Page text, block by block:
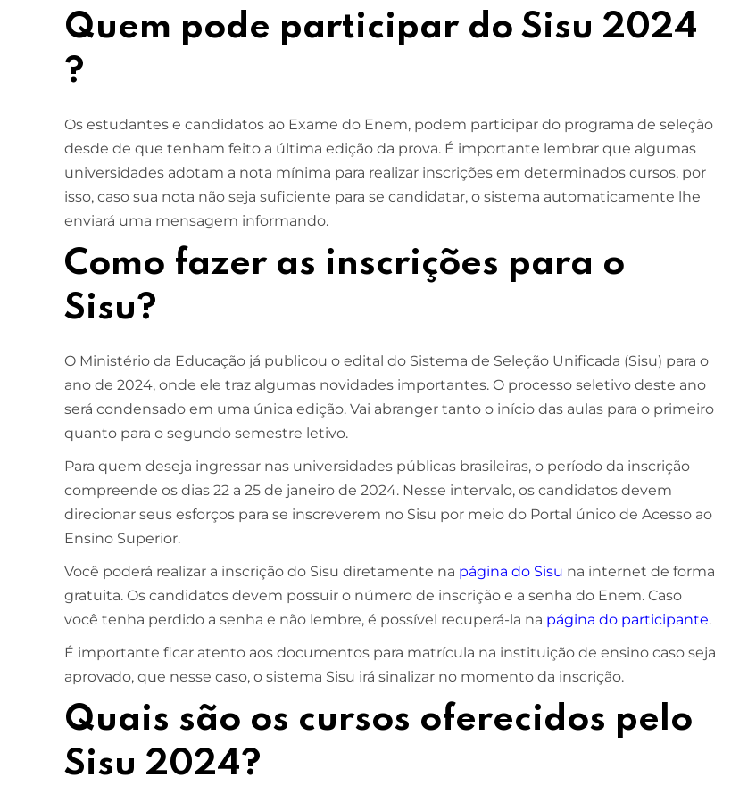
Quem pode participar do Sisu 2024
?
Os estudantes e candidatos ao Exame do Enem, podem participar do programa de seleção
desde de que tenham feito a última edição da prova. É importante lembrar que algumas
universidades adotam a nota mínima para realizar inscrições em determinados cursos, por
isso, caso sua nota não seja suficiente para se candidatar, o sistema automaticamente lhe
enviará uma mensagem informando.
Como fazer as inscrições para o
Sisu?
O Ministério da Educação já publicou o edital do Sistema de Seleção Unificada (Sisu) para o
ano de 2024, onde ele traz algumas novidades importantes. O processo seletivo deste ano
será condensado em uma única edição. Vai abranger tanto o início das aulas para o primeiro
quanto para o segundo semestre letivo.
Para quem deseja ingressar nas universidades públicas brasileiras, o período da inscrição
compreende os dias 22 a 25 de janeiro de 2024. Nesse intervalo, os candidatos devem
direcionar seus esforços para se inscreverem no Sisu por meio do Portal único de Acesso ao
Ensino Superior.
Você poderá realizar a inscrição do Sisu diretamente na página do Sisu na internet de forma
gratuita. Os candidatos devem possuir o número de inscrição e a senha do Enem. Caso
você tenha perdido a senha e não lembre, é possível recuperá-la na página do participante.
É importante ficar atento aos documentos para matrícula na instituição de ensino caso seja
aprovado, que nesse caso, o sistema Sisu irá sinalizar no momento da inscrição.
Quais são os cursos oferecidos pelo
Sisu 2024?